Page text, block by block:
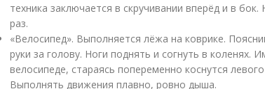
техника заключается в скручивании вперёд и в
раз.
«Велосипед». Выполняется лёжа на коврике.
руки за голову. Ноги поднять и согнуть в коленях.
велосипеде, стараясь попеременно коснутся
Выполнять движения плавно, ровно дыша.